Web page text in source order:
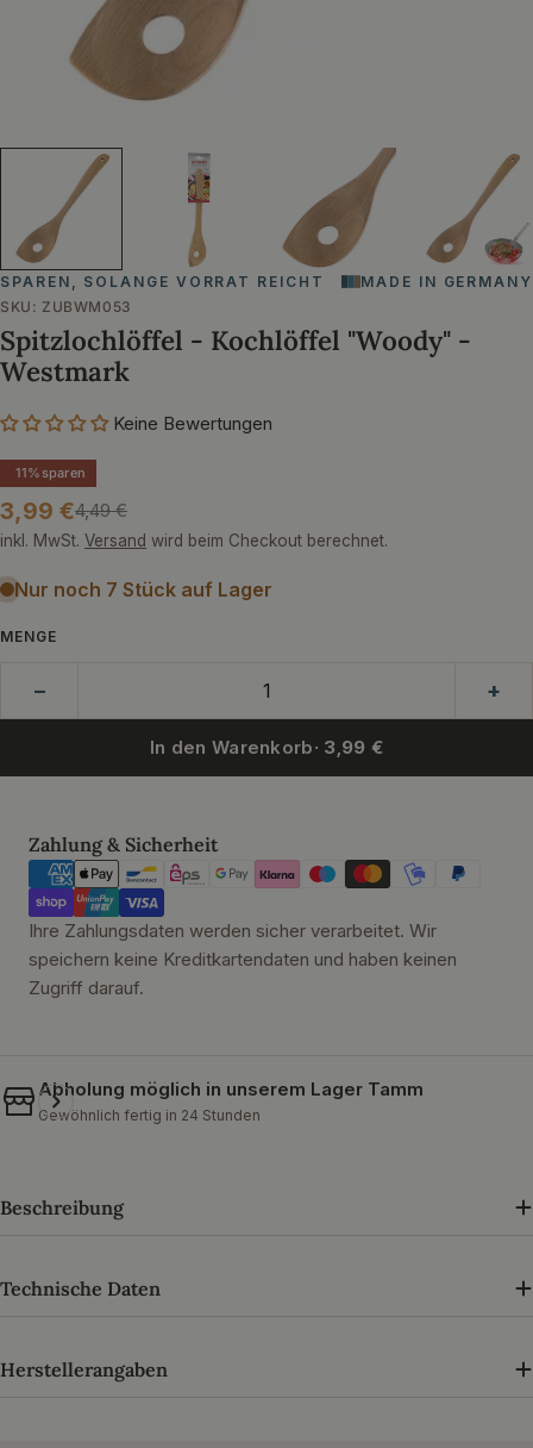
SPAREN, SOLANGE VORRAT REICHT
MADE IN GERMANY
SKU: ZUBWM053
Spitzlochlöffel - Kochlöffel "Woody" -
Westmark
Keine Bewertungen
11% sparen
Verkaufspreis
3,99 €
Regulärer
Preis
4,49 €
inkl. MwSt. Versand wird beim Checkout berechnet.
Nur noch 7 Stück auf Lager
MENGE
− +
In den Warenkorb· 3,99 €
Zahlung & Sicherheit
Zahlungsmethoden
Ihre Zahlungsdaten werden sicher verarbeitet. Wir
speichern keine Kreditkartendaten und haben keinen
Zugriff darauf.
Abholung möglich in unserem Lager Tamm
Gewöhnlich fertig in 24 Stunden
Beschreibung
Technische Daten
Herstellerangaben